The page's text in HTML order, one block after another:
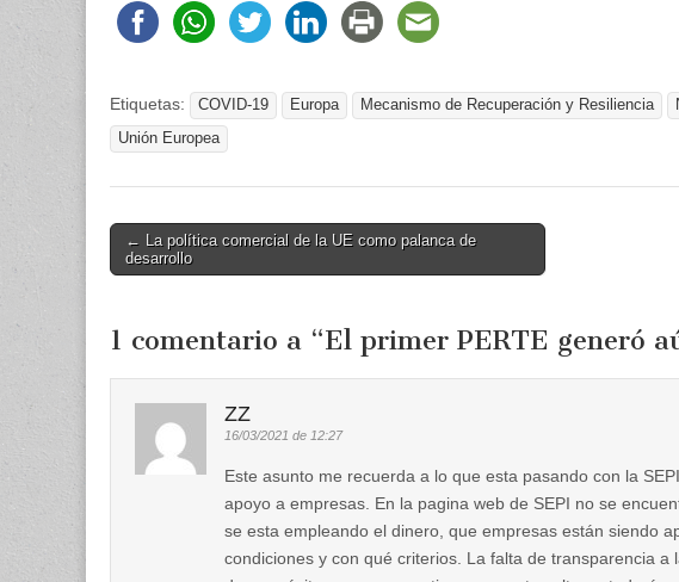
Etiquetas: COVID-19 Europa Mecanismo de Recuperación y Resiliencia
Unión Europea
Post
navigation
← La política comercial de la UE como palanca de
desarrollo
1 comentario a “El primer PERTE generó
ZZ
16/03/2021 de 12:27
Este asunto me recuerda a lo que esta pasando con la
apoyo a empresas. En la pagina web de SEPI no se
se esta empleando el dinero, que empresas están siendo
condiciones y con qué criterios. La falta de transparencia